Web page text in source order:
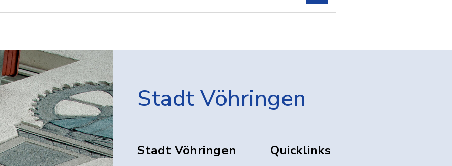
Stadt Vöhringen
Stadt Vöhringen Quicklinks